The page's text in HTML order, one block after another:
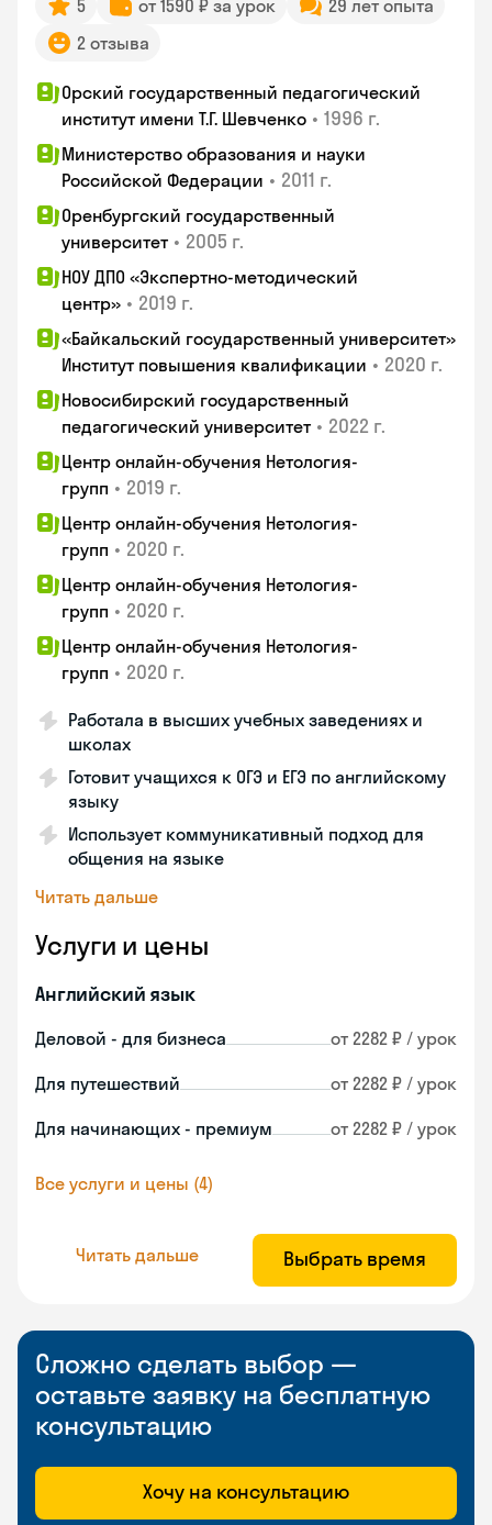
5 от 1590 ₽ за урок
29 лет опыта
2 отзыва
Орский государственный педагогический
институт имени Т.Г. Шевченко • 1996 г.
Министерство образования и науки
Российской Федерации • 2011 г.
Оренбургский государственный
университет • 2005 г.
НОУ ДПО «Экспертно-методический
центр» • 2019 г.
«Байкальский государственный университет»
Институт повышения квалификации • 2020 г.
Новосибирский государственный
педагогический университет • 2022 г.
Центр онлайн-обучения Нетология-
групп • 2019 г.
Центр онлайн-обучения Нетология-
групп • 2020 г.
Центр онлайн-обучения Нетология-
групп • 2020 г.
Центр онлайн-обучения Нетология-
групп • 2020 г.
Работала в высших учебных заведениях и
школах
Готовит учащихся к ОГЭ и ЕГЭ по английскому
языку
Использует коммуникативный подход для
общения на языке
Читать дальше
Услуги и цены
Английский язык
Деловой - для бизнеса от 2282 ₽ / урок
Для путешествий от 2282 ₽ / урок
Для начинающих - премиум от 2282 ₽ / урок
Все услуги и цены (4)
Читать дальше Выбрать время
Сложно сделать выбор —
оставьте заявку на бесплатную
консультацию
Хочу на консультацию